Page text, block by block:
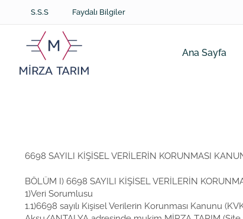
S.S.S Faydalı Bilgiler
Ana Sayfa
6698 SAYILI KİŞİSEL VERİLERİN KORUNMASI
BÖLÜM I) 6698 SAYILI KİŞİSEL VERİLERİN
1)Veri Sorumlusu
1.1)6698 sayılı Kişisel Verilerin Korunması Kanunu